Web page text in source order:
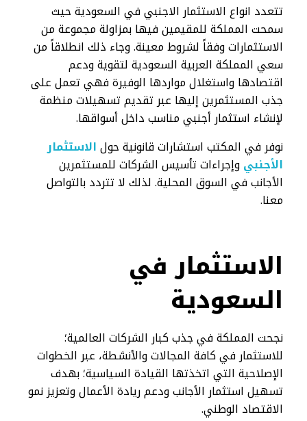
تتعدد انواع الاستثمار الاجنبي في السعودية حيث
سمحت المملكة للمقيمين فيها بمزاولة مجموعة من
الاستثمارات وفقاً لشروط معينة. وجاء ذلك انطلاقاً من
سعي المملكة العربية السعودية لتقوية ودعم
اقتصادها واستغلال مواردها الوفيرة فهي تعمل على
جذب المستثمرين إليها عبر تقديم تسهيلات منظمة
لإنشاء استثمار أجنبي مناسب داخل أسواقها.
نوفر في المكتب استشارات قانونية حولالاستثمار
الأجنبيوإجراءات تأسيس الشركات للمستثمرين
الأجانب في السوق المحلية. لذلك لا تتردد بالتواصل
معنا.
الاستثمار في
السعودية
نجحت المملكة في جذب كبار الشركات العالمية؛
للاستثمار في كافة المجالات والأنشطة، عبر الخطوات
الإصلاحية التي اتخذتها القيادة السياسية؛ بهدف
تسهيل استثمار الأجانب ودعم ريادة الأعمال وتعزيز نمو
الاقتصاد الوطني.